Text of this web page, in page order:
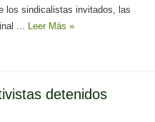
los sindicalistas invitados, las
... Leer Más »
detenidos